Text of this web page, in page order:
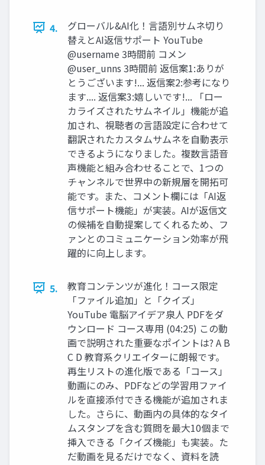
4.
グローバル&AI化！言語別サムネ切り
替えとAI返信サポート YouTube
@username 3時間前 コメン
@user_unns 3時間前 返信案1:ありが
とうございます!... 返信案2:参考になり
ます.... 返信案3:嬉しいです!... 「ロー
カライズされたサムネイル」機能が追
加され、視聴者の言語設定に合わせて
翻訳されたカスタムサムネを自動表示
できるようになりました。複数言語音
声機能と組み合わせることで、1つの
チャンネルで世界中の新規層を開拓可
能です。また、コメント欄には「AI返
信サポート機能」が実装。AIが返信文
の候補を自動提案してくれるため、フ
ァンとのコミュニケーション効率が飛
躍的に向上します。
5.
教育コンテンツが進化！コース限定
「ファイル追加」と「クイズ」
YouTube 電脳アイデア泉人 PDFをダ
ウンロード コース専用 (04:25) この動
画で説明された重要なポイントは? A B
C D 教育系クリエイターに朗報です。
再生リストの進化版である「コース」
動画にのみ、PDFなどの学習用ファイ
ルを直接添付できる機能が追加されま
した。さらに、動画内の具体的なタイ
ムスタンプを含む質問を最大10個まで
挿入できる「クイズ機能」も実装。た
だ動画を見るだけでなく、資料を読